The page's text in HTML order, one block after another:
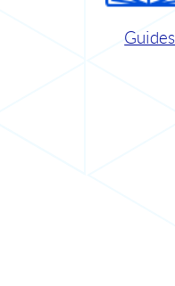
Guides